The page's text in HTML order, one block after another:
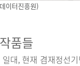
이터진흥원)
품들
대, 현재 겸재정선